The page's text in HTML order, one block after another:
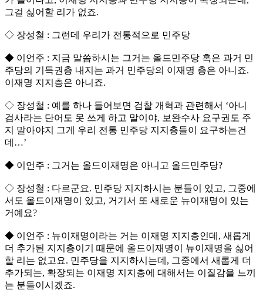
그걸 싫어할 리가 없죠.
◇ 장성철 : 그런데 우리가 전통적으로 민주당
◆ 이언주 : 지금 말씀하시는 그거는 올드민주당 혹은 과거 민
주당의 기득권층 내지는 과거 민주당의 이재명 층은 아니죠.
이재명 지지층은 아니죠.
◇ 장성철 : 예를 하나 들어보면 검찰 개혁과 관련해서 ‘아니
검사라는 단어도 못 쓰게 하고 말이야, 보완수사 요구권도 주
지 말아야지 그게 우리 전통 민주당 지지층들이 요구하는건
데…’
◆ 이언주 : 그거는 올드이재명은 아니고 올드민주당?
◇ 장성철 : 다르군요. 민주당 지지하시는 분들이 있고, 그중에
서도 올드이재명이 있고, 거기서 또 새로운 뉴이재명이 있는
거예요?
◆ 이언주 : 뉴이재명이라는 거는 이재명 지지층인데, 새롭게
더 추가된 지지층이기 때문에 올드이재명이 뉴이재명을 싫어
할 리는 없고요. 민주당을 지지하시는데, 그중에서 새롭게 더
추가되는, 확장되는 이재명 지지층에 대해서는 이질감을 느끼
는 분들이시겠죠.